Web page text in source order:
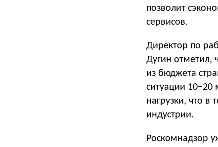
позволит
сервисов.
Директор по
Дугин отметил,
из бюджета
ситуации
нагрузки, что в
индустрии.
Роскомнадзор